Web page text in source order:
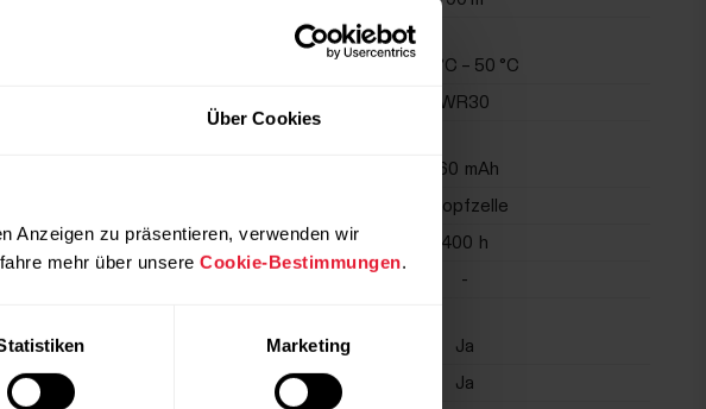
Über Cookies
Anzeigen zu präsentieren, verwenden wir
mehr über unsere Cookie-Bestimmungen.
Marketing
-10 °C – 50 °C
WR30
160 mAh
Knopfzelle
400 h 400 h
-
Ja Ja
Ja